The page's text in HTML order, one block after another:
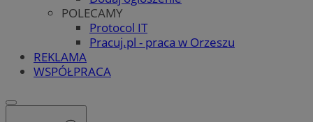
POLECAMY
Protocol IT
Pracuj.pl - praca w Orzeszu
REKLAMA
WSPÓŁPRACA